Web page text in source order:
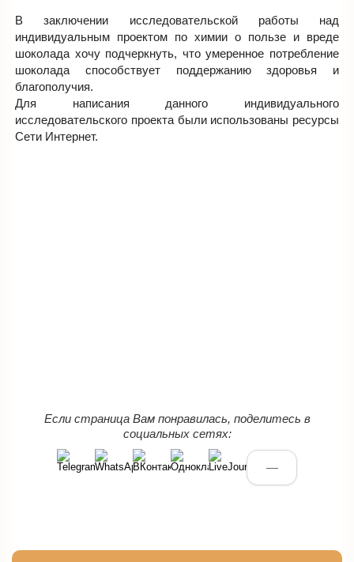
В заключении исследовательской работы над
индивидуальным проектом по химии о пользе и вреде
шоколада хочу подчеркнуть, что умеренное потребление
шоколада способствует поддержанию здоровья и
благополучия.
Для написания данного индивидуального
исследовательского проекта были использованы ресурсы
Сети Интернет.
Если страница Вам понравилась, поделитесь в
социальных сетях:
—